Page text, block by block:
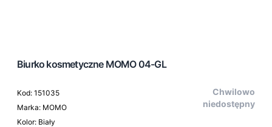
Biurko kosmetyczne MOMO 04-GL
Kod: 151035
Marka: MOMO
Kolor: Biały
Chwilowo
niedostępny